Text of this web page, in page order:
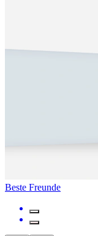
Beste Freunde